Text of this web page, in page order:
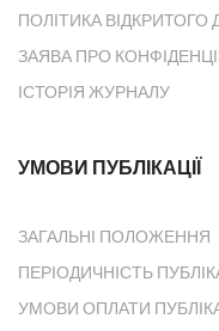
ПОЛІТИКА ВІДКРИТОГО
ЗАЯВА ПРО
ІСТОРІЯ ЖУРНАЛУ
УМОВИ ПУБЛІКАЦІЇ
ЗАГАЛЬНІ ПОЛОЖЕННЯ
ПЕРІОДИЧНІСТЬ
УМОВИ ОПЛАТИ